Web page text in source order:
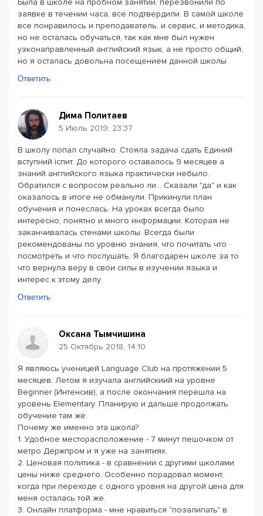
Была в школе на пробном занятии, перезвонили по
заявке в течении часа, все подтвердили. В самой школе
все понравилось и преподаватель, и сервис, и методика,
но не осталась обучаться, так как мне был нужен
узконаправленный английский язык, а не просто общий,
но я осталась довольна посещением данной школы
Ответить
Дима Политаев
5 Июль 2019, 23:37
В школу попал случайно. Стояла задача сдать Единий
вступний іспит. До которого оставалось 9 месяцев а
знаний английского языка практически небыло.
Обратился с вопросом реально ли... Сказали "да" и как
оказалось в итоге не обманули. Прикинули план
обучения и понеслась. На уроках всегда было
интересно, понятно и много информации. Которая не
заканчивалась стенами школы. Всегда были
рекомендованы по уровню знания, что почитать что
посмотреть и что послушать. Я благодарен школе за то
что вернула веру в свои силы в изучении языка и
интерес к этому делу.
Ответить
Оксана Тымчишина
25 Октябрь 2018, 14:10
Я являюсь ученицей Language Club на протяжении 5
месяцев. Летом я изучала английскиий на уровне
Beginner (Интенсив), а после окончания перешла на
уровень Elementary. Планирую и дальше продолжать
обучение там же.
Почему же именно эта школа?
1. Удобное месторасположение - 7 минут пешочком от
метро Держпром и я уже на занятиях.
2. Ценовая политика - в сравнении с другими школами
цены ниже среднего. Особенно порадовал момент,
когда при переходе с одного уровня на другой цена для
меня осталась той же.
3. Онлайн платформа - мне нравиться "позалипать" в